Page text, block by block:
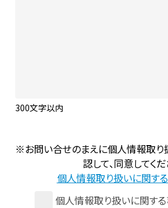
300文字以内
※お問い合せのまえに個人情報取
認して、同意してくだ
個人情報取り扱いに関す
個人情報取り扱いに関す